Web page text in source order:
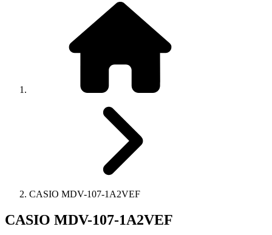
CASIO MDV-107-1A2VEF
CASIO MDV-107-1A2VEF